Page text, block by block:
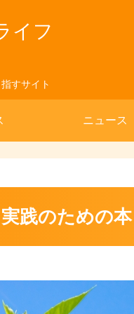
イフ
すサイト
ニュース
践のための